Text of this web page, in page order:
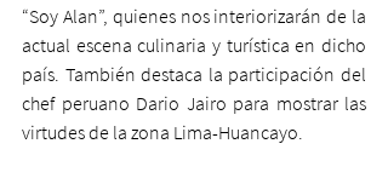
“Soy Alan”, quienes nos interiorizarán de la
actual escena culinaria y turística en dicho
país. También destaca la participación del
chef peruano Dario Jairo para mostrar las
virtudes de la zona Lima-Huancayo.